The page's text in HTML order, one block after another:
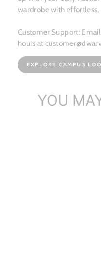
wardrobe with effortless,
Customer Support:
hours at
EXPLORE CAMPUS
YOU